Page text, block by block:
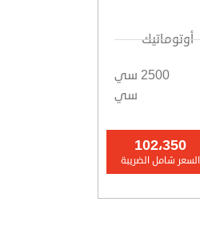
أوتوماتيك
2500 سي
سي
102،350
السعر شامل الضريبة